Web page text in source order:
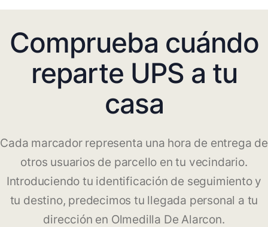
Comprueba cuándo
reparte UPS a tu
casa
Cada marcador representa una hora de entrega de
otros usuarios de parcello en tu vecindario.
Introduciendo tu identificación de seguimiento y
tu destino, predecimos tu llegada personal a tu
dirección en Olmedilla De Alarcon.